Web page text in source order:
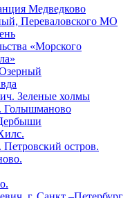
Медведково
Переваловского МО
«Морского
Зеленые холмы
Голышманово
остров.